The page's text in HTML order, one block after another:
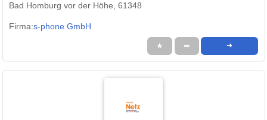
Bad Homburg vor der Höhe, 61348
Firma:s-phone GmbH
★ ➦ ➜